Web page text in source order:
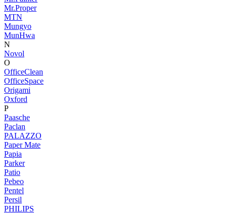
Mr.Proper
MTN
Mungyo
MunHwa
N
Novol
O
OfficeClean
OfficeSpace
Origami
Oxford
P
Paasche
Paclan
PALAZZO
Paper Mate
Papia
Parker
Patio
Pebeo
Pentel
Persil
PHILIPS